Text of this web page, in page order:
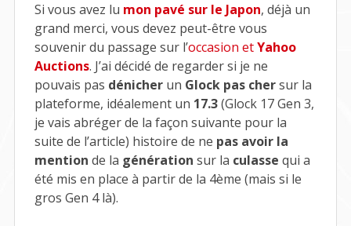
Si vous avez lu mon pavé sur le Japon, déjà un
grand merci, vous devez peut-être vous
souvenir du passage sur l’occasion etYahoo
Auctions. J’ai décidé de regarder si je ne
pouvais pas dénicherun Glock pas chersur la
plateforme, idéalement un 17.3(Glock 17 Gen 3,
je vais abréger de la façon suivante pour la
suite de l’article) histoire de ne pas avoir la
mention de la génération sur la culasse qui a
été mis en place à partir de la 4ème (mais si le
gros Gen 4 là).